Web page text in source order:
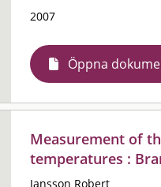
2007
Öppna
Measurement of
temperatures :
Jansson Robert